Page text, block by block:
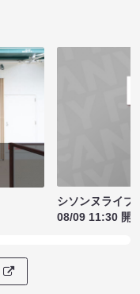
シソンヌライ
08/09 11:30 開